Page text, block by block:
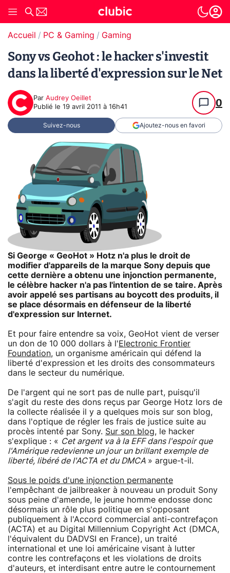
Accueil PC & Gaming Gaming
Sony vs Geohot : le hacker s'investit
dans la liberté d'expression sur le Net
Par Audrey Oeillet
Publié le 19 avril 2011 à 16h41 0
Suivez-nous Ajoutez-nous en favori
Si George « GeoHot » Hotz n'a plus le droit de
modifier d'appareils de la marque Sony depuis que
cette dernière a obtenu une injonction permanente,
le célèbre hacker n'a pas l'intention de se taire. Après
avoir appelé ses partisans au boycott des produits, il
se place désormais en défenseur de la liberté
d'expression sur Internet.
Et pour faire entendre sa voix, GeoHot vient de verser
un don de 10 000 dollars à l'Electronic Frontier
Foundation, un organisme américain qui défend la
liberté d'expression et les droits des consommateurs
dans le secteur du numérique.
De l'argent qui ne sort pas de nulle part, puisqu'il
s'agit du reste des dons reçus par George Hotz lors de
la collecte réalisée il y a quelques mois sur son blog,
dans l'optique de régler les frais de justice suite au
procès intenté par Sony. Sur son blog, le hacker
s'explique : « Cet argent va à la EFF dans l'espoir que
l'Amérique redevienne un jour un brillant exemple de
liberté, libéré de l'ACTA et du DMCA » argue-t-il.
Sous le poids d'une injonction permanente
l'empêchant de jailbreaker à nouveau un produit Sony
sous peine d'amende, le jeune homme endosse donc
désormais un rôle plus politique en s'opposant
publiquement à l'Accord commercial anti-contrefaçon
(ACTA) et au Digital Millennium Copyright Act (DMCA,
l'équivalent du DADVSI en France), un traité
international et une loi américaine visant à lutter
contre les contrefaçons et les violations de droits
d'auteurs, et interdisant entre autre le contournement